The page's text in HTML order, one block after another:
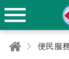
便民服